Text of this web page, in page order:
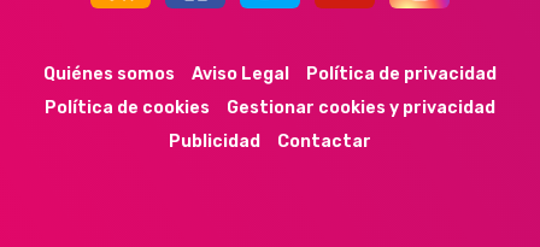
Quiénes somos Aviso Legal
Política de privacidad
Política de cookies
Gestionar cookies y privacidad
Publicidad
Contactar